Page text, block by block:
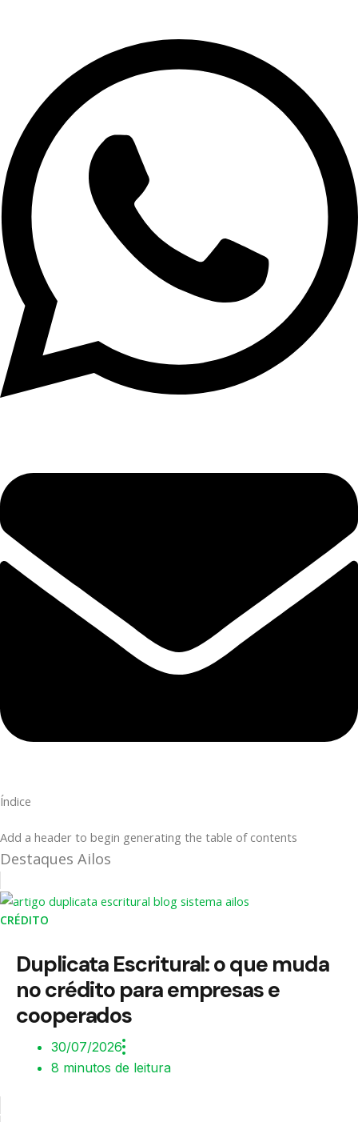
Índice
Add a header to begin generating the table of contents
Destaques Ailos
CRÉDITO
Duplicata Escritural: o que muda
no crédito para empresas e
cooperados
30/07/2026
8 minutos de leitura